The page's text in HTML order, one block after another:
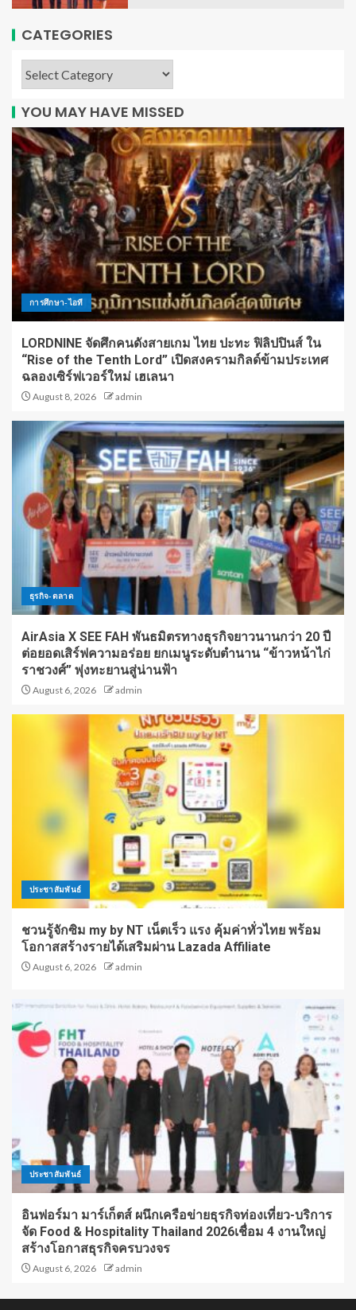
CATEGORIES
YOU MAY HAVE MISSED
การศึกษา-ไอที
LORDNINE จัดศึกคนดังสายเกม ไทย ปะทะ ฟิลิปปินส์ ใน
“Rise of the Tenth Lord” เปิดสงครามกิลด์ข้ามประเทศ
ฉลองเซิร์ฟเวอร์ใหม่ เฮเลนา
August 8, 2026 admin
ธุรกิจ-ตลาด
AirAsia X SEE FAH พันธมิตรทางธุรกิจยาวนานกว่า 20 ปี
ต่อยอดเสิร์ฟความอร่อย ยกเมนูระดับตำนาน “ข้าวหน้าไก่
ราชวงศ์” พุ่งทะยานสู่น่านฟ้า
August 6, 2026 admin
ประชาสัมพันธ์
ชวนรู้จักซิม my by NT เน็ตเร็ว แรง คุ้มค่าทั่วไทย พร้อม
โอกาสสร้างรายได้เสริมผ่าน Lazada Affiliate
August 6, 2026 admin
ประชาสัมพันธ์
อินฟอร์มา มาร์เก็ตส์ ผนึกเครือข่ายธุรกิจท่องเที่ยว-บริการ
จัด Food & Hospitality Thailand 2026เชื่อม 4 งานใหญ่
สร้างโอกาสธุรกิจครบวงจร
August 6, 2026 admin